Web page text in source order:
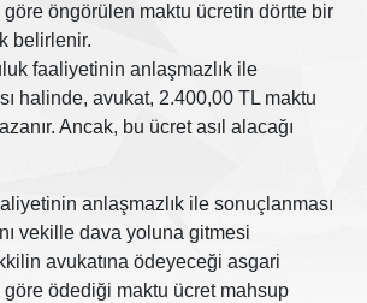
öngörülen maktu ücretin dörtte bir
belirlenir.
faaliyetinin anlaşmazlık ile
halinde, avukat, 2.400,00 TL maktu
Ancak, bu ücret asıl alacağı
anlaşmazlık ile sonuçlanması
vekille dava yoluna gitmesi
avukatına ödeyeceği asgari
ödediği maktu ücret mahsup